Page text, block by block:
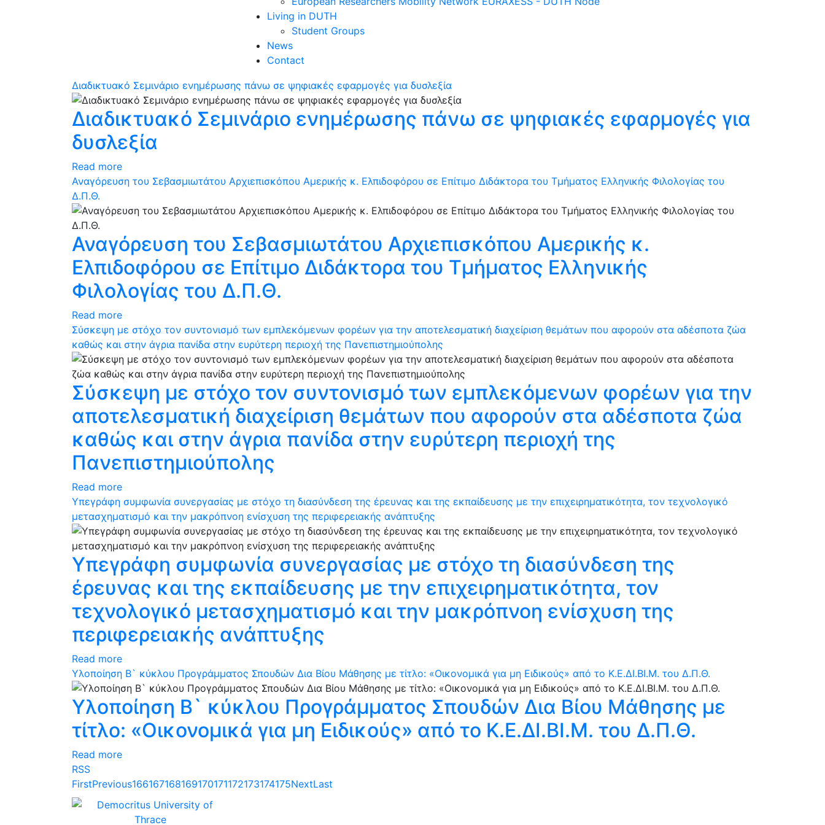
Living in DUTH
Student Groups
News
Contact
Διαδικτυακό Σεμινάριο ενημέρωσης πάνω σε ψηφιακές εφαρμογές για δυσλεξία
Διαδικτυακό Σεμινάριο ενημέρωσης πάνω σε ψηφιακές εφαρμογές για
δυσλεξία
Read more
Αναγόρευση του Σεβασμιωτάτου Αρχιεπισκόπου Αμερικής κ. Ελπιδοφόρου σε Επίτιμο Διδάκτορα του Τμήματος Ελληνικής Φιλολογίας του
Δ.Π.Θ.
Αναγόρευση του Σεβασμιωτάτου Αρχιεπισκόπου Αμερικής κ.
Ελπιδοφόρου σε Επίτιμο Διδάκτορα του Τμήματος Ελληνικής
Φιλολογίας του Δ.Π.Θ.
Read more
Σύσκεψη με στόχο τον συντονισμό των εμπλεκόμενων φορέων για την αποτελεσματική διαχείριση θεμάτων που αφορούν στα αδέσποτα ζώα
καθώς και στην άγρια πανίδα στην ευρύτερη περιοχή της Πανεπιστημιούπολης
Σύσκεψη με στόχο τον συντονισμό των εμπλεκόμενων φορέων για την
αποτελεσματική διαχείριση θεμάτων που αφορούν στα αδέσποτα ζώα
καθώς και στην άγρια πανίδα στην ευρύτερη περιοχή της
Πανεπιστημιούπολης
Read more
Υπεγράφη συμφωνία συνεργασίας με στόχο τη διασύνδεση της έρευνας και της εκπαίδευσης με την επιχειρηματικότητα, τον τεχνολογικό
μετασχηματισμό και την μακρόπνοη ενίσχυση της περιφερειακής ανάπτυξης
Υπεγράφη συμφωνία συνεργασίας με στόχο τη διασύνδεση της
έρευνας και της εκπαίδευσης με την επιχειρηματικότητα, τον
τεχνολογικό μετασχηματισμό και την μακρόπνοη ενίσχυση της
περιφερειακής ανάπτυξης
Read more
Υλοποίηση Β` κύκλου Προγράμματος Σπουδών Δια Βίου Μάθησης με τίτλο: «Οικονομικά για μη Ειδικούς» από το Κ.Ε.ΔΙ.ΒΙ.Μ. του Δ.Π.Θ.
Υλοποίηση Β` κύκλου Προγράμματος Σπουδών Δια Βίου Μάθησης με
τίτλο: «Οικονομικά για μη Ειδικούς» από το Κ.Ε.ΔΙ.ΒΙ.Μ. του Δ.Π.Θ.
Read more
RSS
FirstPrevious166167168169170171172173174175NextLast